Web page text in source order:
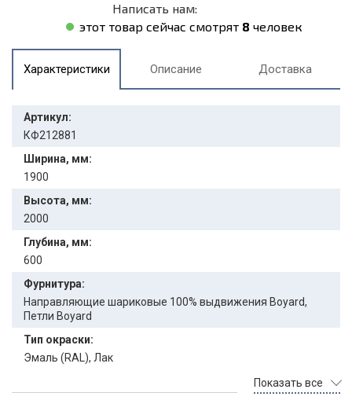
Написать нам:
этот товар сейчас смотрят 8 человек
Характеристики Описание Доставка
Артикул:
КФ212881
Ширина, мм:
1900
Высота, мм:
2000
Глубина, мм:
600
Фурнитура:
Направляющие шариковые 100% выдвижения Boyard,
Петли Boyard
Тип окраски:
Эмаль (RAL), Лак
Показать все